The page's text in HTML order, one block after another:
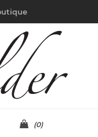
(0)